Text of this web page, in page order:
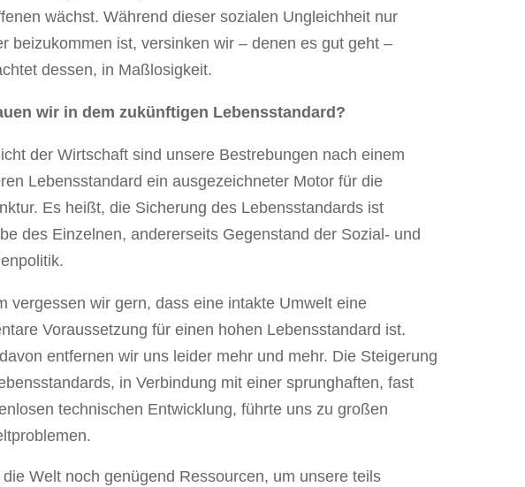
wächst. Während dieser sozialen Ungleichheit nur
beizukommen ist, versinken wir – denen es gut geht –
dessen, in Maßlosigkeit.
wir in dem zukünftigen Lebensstandard?
der Wirtschaft sind unsere Bestrebungen nach einem
Lebensstandard ein ausgezeichneter Motor für die
Es heißt, die Sicherung des Lebensstandards ist
des Einzelnen, andererseits Gegenstand der Sozial- und
vergessen wir gern, dass eine intakte Umwelt eine
Voraussetzung für einen hohen Lebensstandard ist.
entfernen wir uns leider mehr und mehr. Die Steigerung
in Verbindung mit einer sprunghaften, fast
technischen Entwicklung, führte uns zu großen
die Welt noch genügend Ressourcen, um unsere teils